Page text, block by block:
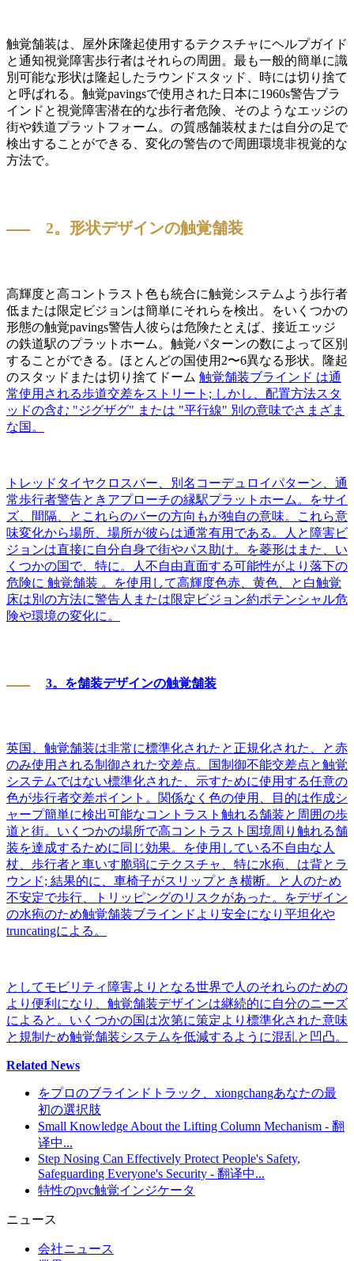
触覚舗装は、屋外床隆起使用するテクスチャにヘルプガイド
と通知視覚障害歩行者はそれらの周囲。最も一般的簡単に識
別可能な形状は隆起したラウンドスタッド、時には切り捨て
と呼ばれる。触覚pavingsで使用された日本に1960s警告ブラ
インドと視覚障害潜在的な歩行者危険、そのようなエッジの
街や鉄道プラットフォーム。の質感舗装杖または自分の足で
検出することができる、変化の警告ので周囲環境非視覚的な
方法で。
2。形状デザインの触覚舗装
高輝度と高コントラスト色も統合に触覚システムよう歩行者
低または限定ビジョンは簡単にそれらを検出。をいくつかの
形態の触覚pavings警告人彼らは危険たとえば、接近エッジ
の鉄道駅のプラットホーム。触覚パターンの数によって区別
することができる。ほとんどの国使用2〜6異なる形状。隆起
のスタッドまたは切り捨てドーム 触覚舗装ブラインド は通
常使用される歩道交差をストリート; しかし、配置方法スタ
ッドの含む "ジグザグ" または "平行線" 別の意味でさまざま
な国。
トレッドタイヤクロスバー、別名コーデュロイパターン、通
常歩行者警告ときアプローチの縁駅プラットホーム。をサイ
ズ、間隔、とこれらのバーの方向もが独自の意味。これら意
味変化から場所、場所が彼らは通常有用である。人と障害ビ
ジョンは直接に自分自身で街やパス助け。を菱形はまた、い
くつかの国で、特に。人不自由直面する可能性がより落下の
危険に 触覚舗装 。を使用して高輝度色赤、黄色、と白触覚
床は別の方法に警告人または限定ビジョン約ポテンシャル危
険や環境の変化に。
3。を舗装デザインの触覚舗装
英国、触覚舗装は非常に標準化されたと正規化された、と赤
のみ使用される制御された交差点。国制御不能交差点と触覚
システムではない標準化された、示すために使用する任意の
色が歩行者交差ポイント。関係なく色の使用、目的は作成シ
ャープ簡単に検出可能なコントラスト触れる舗装と周囲の歩
道と街。いくつかの場所で高コントラスト国境周り触れる舗
装を達成するために同じ効果。を使用している不自由な人
杖、歩行者と車いす脆弱にテクスチャ、特に水疱、は背とラ
ウンド; 結果的に、車椅子がスリップとき横断。と人のため
不安定で歩行、トリッピングのリスクがあった。をデザイン
の水疱のため触覚舗装ブラインドより安全になり平坦化や
truncatingによる。
としてモビリティ障害よりとなる世界で人のそれらのための
より便利になり、触覚舗装デザインは継続的に自分のニーズ
によると。いくつかの国は次第に策定より標準化された意味
と規制ため触覚舗装システムを低減するように混乱と凹凸。
Related News
をプロのブラインドトラック、xiongchangあなたの最
初の選択肢
Small Knowledge About the Lifting Column Mechanism - 翻
译中...
Step Nosing Can Effectively Protect People's Safety,
Safeguarding Everyone's Security - 翻译中...
特性のpvc触覚インジケータ
ニュース
会社ニュース